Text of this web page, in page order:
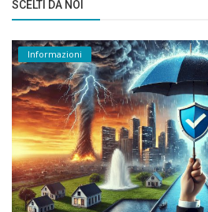
SCELTI DA NOI
Informazioni